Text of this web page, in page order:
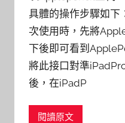
具體的操作步驟如下
次使用時，先將
下後即可看到
將此接口對準
後，在iPadP
閱讀原文